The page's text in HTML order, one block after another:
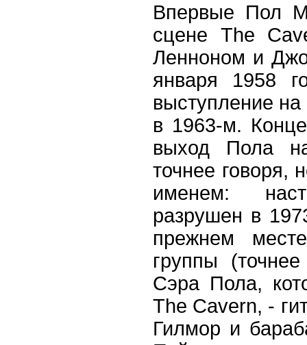
Впервые Пол
сцене The
Ленноном и
января 1958
выступление на
в 1963-м.
выход Пола
точнее говоря,
именем:
разрушен в
прежнем
группы
Сэра Пола,
The Cavern, -
Гилмор и